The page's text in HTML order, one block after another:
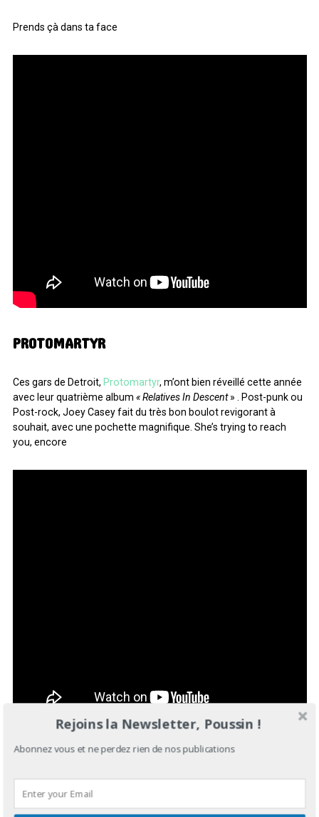
Prends çà dans ta face
PROTOMARTYR
Ces gars de Detroit, Protomartyr, m’ont bien réveillé cette année
avec leur quatrième album « Relatives In Descent» . Post-punk ou
Post-rock, Joey Casey fait du très bon boulot revigorant à
souhait, avec une pochette magnifique. She’s trying to reach
you, encore
VAGABON
Une voix singulière, parfois fausse, comme pour mieux croquer
la monde, Lætitia Tamko au sein deVagabonessaie de creuser
Rejoins la Newsletter, Poussin !
Abonnez vous et ne perdez rien de nos publications